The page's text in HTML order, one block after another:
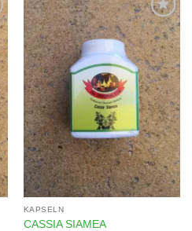
Zur
Wunschliste
hinzufügen
KAPSELN
CASSIA SIAMEA